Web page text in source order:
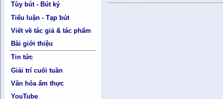
Tùy bút - Bút ký
Tiểu luận - Tạp bút
Viết về tác giả & tác phẩm
Bài giới thiệu
Tin tức
Giải trí cuối tuần
Văn hóa ẩm thực
YouTube